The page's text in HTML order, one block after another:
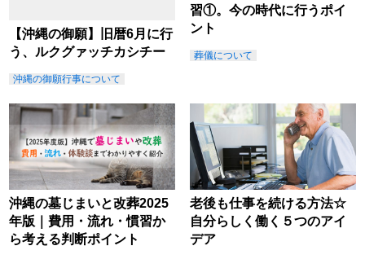
【沖縄の御願】旧暦6月に行
う、ルクグァッチカシチー
沖縄の御願行事について
習①。今の時代に行うポイ
ント
葬儀について
沖縄の墓じまいと改葬2025
年版｜費用・流れ・慣習か
ら考える判断ポイント
老後も仕事を続ける方法☆
自分らしく働く５つのアイ
デア